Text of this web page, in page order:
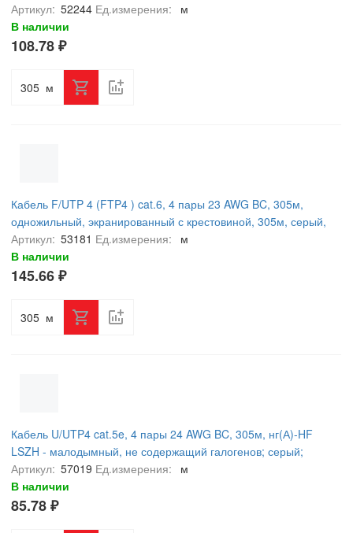
305м, FLUKE TEST, NETKO Expert
Артикул: 52244 Ед.измерения:
м
В наличии
108.78 ₽
м
Кабель F/UTP 4 (FTP4 ) cat.6, 4 пары 23 AWG BC, 305м,
одножильный, экранированный с крестовиной, 305м, серый,
FLUKE TEST, NETKO Expert СКС
Артикул: 53181 Ед.измерения:
м
В наличии
145.66 ₽
м
Кабель U/UTP4 cat.5e, 4 пары 24 AWG BC, 305м, нг(А)-HF
LSZH - малодымный, не содержащий галогенов; серый;
одножильный, FLUKE TEST, NETKO Expert СКС
Артикул: 57019 Ед.измерения:
м
В наличии
85.78 ₽